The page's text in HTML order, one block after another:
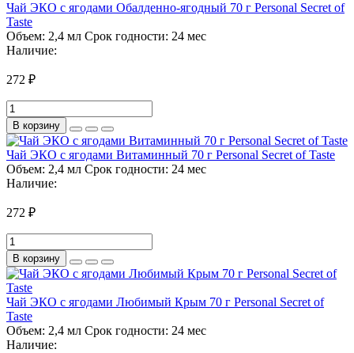
Чай ЭКО с ягодами Обалденно-ягодный 70 г Personal Secret of
Taste
Объем: 2,4 мл Срок годности: 24 мес
Наличие:
272 ₽
В корзину
Чай ЭКО с ягодами Витаминный 70 г Personal Secret of Taste
Объем: 2,4 мл Срок годности: 24 мес
Наличие:
272 ₽
В корзину
Чай ЭКО с ягодами Любимый Крым 70 г Personal Secret of
Taste
Объем: 2,4 мл Срок годности: 24 мес
Наличие: